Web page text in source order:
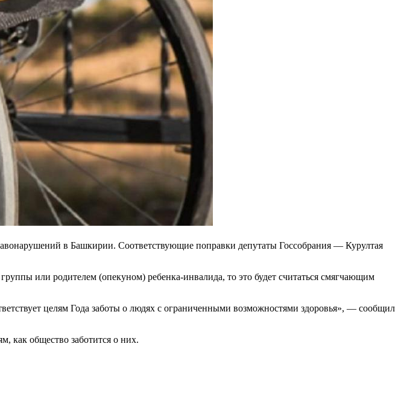
в Башкирии. Соответствующие поправки депутаты Госсобрания — Курултая
или родителем (опекуном) ребенка-инвалида, то это будет считаться смягчающим
целям Года заботы о людях с ограниченными возможностями здоровья», — сообщил
как общество заботится о них.